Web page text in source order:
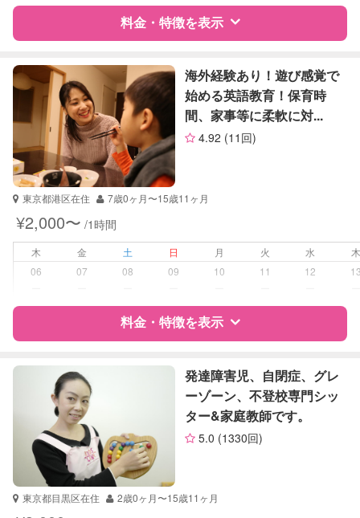
料金・特徴を表示
特徴 料金 レビュー
サポートの特徴
資格 なし
受験対策
小学校受験
学校/塾の補習・宿題
小学生
中学生
国語
算数
英検
海外経験あり！遊び感覚で
始める英語教育！保育時
間、家事等に柔軟に対...
4.92 (11回)
東京都港区在住 7歳0ヶ月〜15歳11ヶ月
¥2,000〜 /1時間
木 金 土 日 月 火 水
06
07 08 09 10 11 12
料金・特徴を表示
特徴 料金 レビュー
サポートの特徴
資格 なし
受験対策
小学校受験
発達障害児、自閉症、グレ
ーゾーン、不登校専門シッ
ター&家庭教師です。
5.0 (1330回)
東京都目黒区在住 2歳0ヶ月〜15歳11ヶ月